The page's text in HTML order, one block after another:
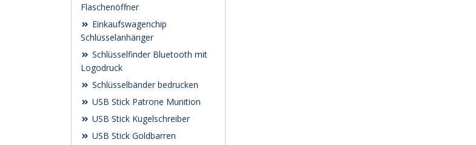
Flaschenöffner
Einkaufswagenchip
Schlüsselanhänger
Schlüsselfinder Bluetooth mit
Logodruck
Schlüsselbänder bedrucken
USB Stick Patrone Munition
USB Stick Kugelschreiber
USB Stick Goldbarren